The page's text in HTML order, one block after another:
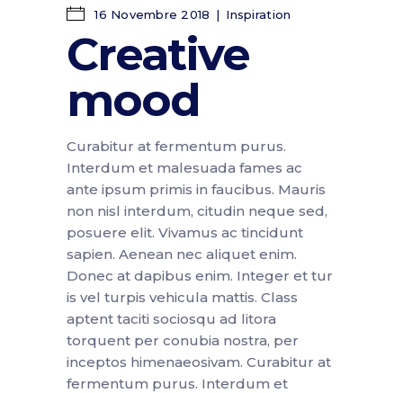
16 Novembre 2018 Inspiration
Creative
mood
Curabitur at fermentum purus.
Interdum et malesuada fames ac
ante ipsum primis in faucibus. Mauris
non nisl interdum, citudin neque sed,
posuere elit. Vivamus ac tincidunt
sapien. Aenean nec aliquet enim.
Donec at dapibus enim. Integer et tur
is vel turpis vehicula mattis. Class
aptent taciti sociosqu ad litora
torquent per conubia nostra, per
inceptos himenaeosivam. Curabitur at
fermentum purus. Interdum et